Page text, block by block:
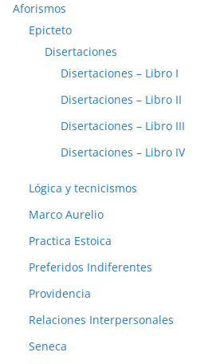
Aforismos
Epicteto
Disertaciones
Disertaciones – Libro I
Disertaciones – Libro II
Disertaciones – Libro III
Disertaciones – Libro IV
Lógica y tecnicismos
Marco Aurelio
Practica Estoica
Preferidos Indiferentes
Providencia
Relaciones Interpersonales
Seneca